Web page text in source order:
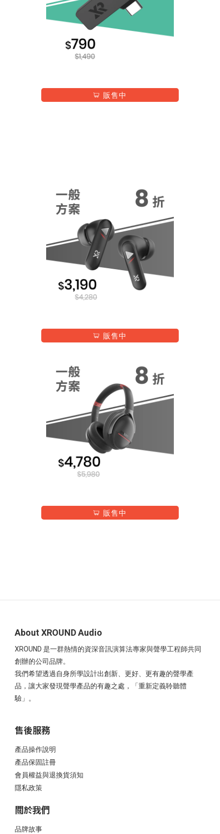
About XROUND Audio
XROUND 是一群熱情的資深音訊演算法專家與聲學工程師共同
創辦的公司品牌。
我們希望透過自身所學設計出創新、更好、更有趣的聲學產
品，讓大家發現聲學產品的有趣之處，「重新定義聆聽體
驗」。
售後服務
產品操作說明
產品保固註冊
會員權益與退換貨須知
隱私政策
關於我們
品牌故事